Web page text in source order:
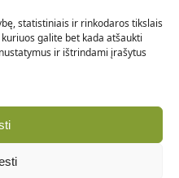
statistiniais ir rinkodaros tikslais
galite bet kada atšaukti
ir ištrindami įrašytus